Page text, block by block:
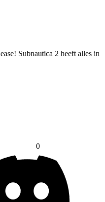
Subnautica 2 heeft alles in
0